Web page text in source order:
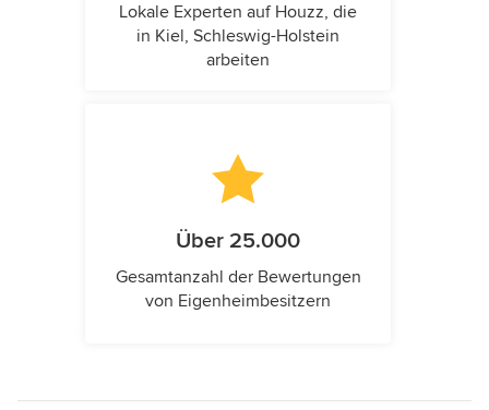
Lokale Experten auf Houzz, die
in Kiel, Schleswig-Holstein
arbeiten
Über 25.000
Gesamtanzahl der Bewertungen
von Eigenheimbesitzern